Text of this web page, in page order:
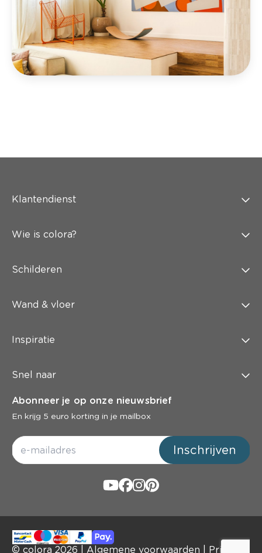
Klantendienst
Wie is colora?
Schilderen
Wand & vloer
Inspiratie
Snel naar
Abonneer je op onze nieuwsbrief
En krijg 5 euro korting in je mailbox
Inschrijven
© colora 2026 Algemene voorwaarden Privacy